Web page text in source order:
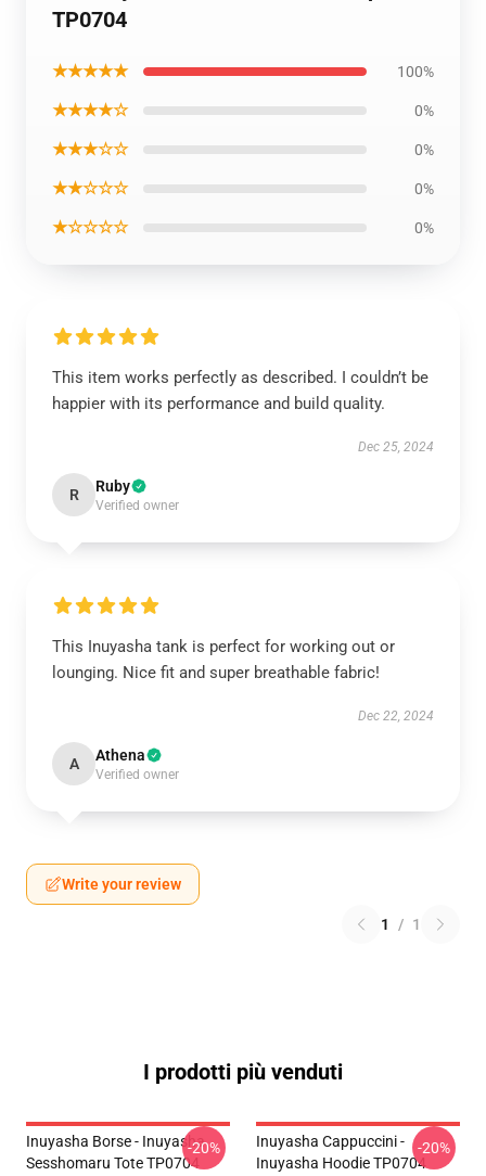
TP0704
★★★★★ 100%
★★★★☆ 0%
★★★☆☆ 0%
★★☆☆☆ 0%
★☆☆☆☆ 0%
This item works perfectly as described. I couldn’t be
happier with its performance and build quality.
Dec 25, 2024
R Ruby
Verified owner
This Inuyasha tank is perfect for working out or
lounging. Nice fit and super breathable fabric!
Dec 22, 2024
A Athena
Verified owner
Write your review
1 / 1
I prodotti più venduti
Inuyasha Borse - Inuyasha
Sesshomaru Tote TP0704
-20%
Inuyasha Cappuccini -
Inuyasha Hoodie TP0704
-20%